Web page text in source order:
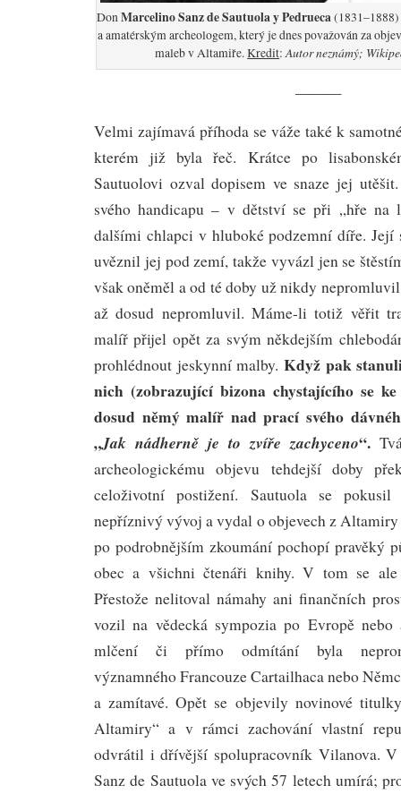
DonMarcelino Sanz de Sautuola y Pedrueca
a amatérským archeologem, který je dnes považován za
maleb v Altamiře.Kredit:Autor neznámý;
———
Velmi zajímavá příhoda se váže také k
kterém již byla řeč. Krátce po
Sautuolovi ozval dopisem ve snaze jej
svého handicapu – v dětství se při „hře na
dalšími chlapci v hluboké podzemní díře. Její
uvěznil jej pod zemí, takže vyvázl jen se
však oněměl a od té doby už nikdy
až dosud nepromluvil. Máme-li totiž věřit
malíř přijel opět za svým někdejším
prohlédnout jeskynní malby.Když pak
nich (zobrazující bizona chystajícího se
dosud němý malíř nad prací svého
„Jak nádherně je to zvíře zachyceno“.
archeologickému objevu tehdejší doby
celoživotní postižení. Sautuola se
nepříznivý vývoj a vydal o objevech z
po podrobnějším zkoumání pochopí pravěký
obec a všichni čtenáři knihy. V tom se
Přestože nelitoval námahy ani finančních
vozil na vědecká sympozia po Evropě
mlčení či přímo odmítání byla
významného Francouze Cartailhaca nebo
a zamítavé. Opět se objevily novinové
Altamiry“ a v rámci zachování vlastní
odvrátil i dřívější spolupracovník Vilanova.
Sanz de Sautuola ve svých 57 letech umírá;